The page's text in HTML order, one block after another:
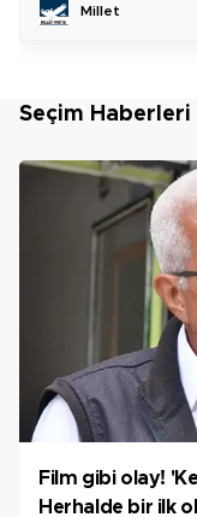
Millet
Seçim Haberleri
Film gibi olay!
Herhalde bir ilk